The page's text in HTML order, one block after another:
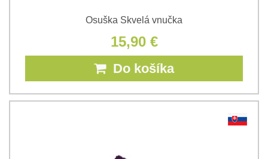
Osuška Skvelá vnučka
15,90 €
Do košíka